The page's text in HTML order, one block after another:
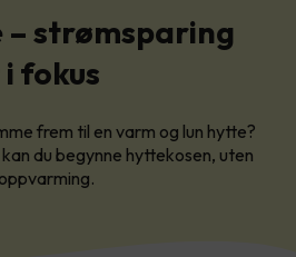
strømsparing
fokus
frem til en varm og lun hytte?
du begynne hyttekosen, uten